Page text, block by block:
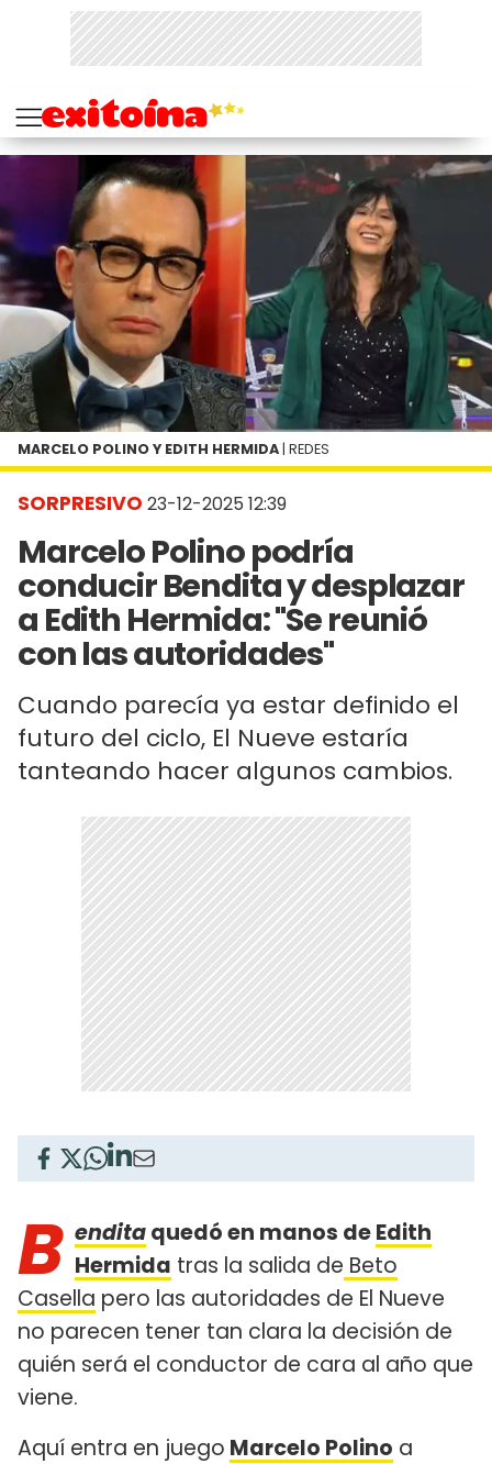
SORPRESIVO 23-12-2025 12:39
Marcelo Polino podría
conducir Bendita y desplazar
a Edith Hermida: "Se reunió
con las autoridades"
Cuando parecía ya estar definido el
futuro del ciclo, El Nueve estaría
tanteando hacer algunos cambios.
MARCELO POLINO Y EDITH HERMIDA | REDES
B enditaquedó en manos deEdith
Hermida tras la salida de Beto
Casella pero las autoridades de El Nueve
no parecen tener tan clara la decisión de
quién será el conductor de cara al año que
viene.
Aquí entra en juego Marcelo Polino a